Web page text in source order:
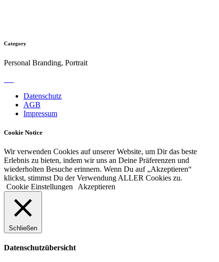
Category
Personal Branding, Portrait
Datenschutz
AGB
Impressum
Cookie Notice
Wir verwenden Cookies auf unserer Website, um Dir das beste
Erlebnis zu bieten, indem wir uns an Deine Präferenzen und
wiederholten Besuche erinnern. Wenn Du auf „Akzeptieren“
klickst, stimmst Du der Verwendung ALLER Cookies zu.
Cookie Einstellungen
Akzeptieren
Schließen
Datenschutzübersicht